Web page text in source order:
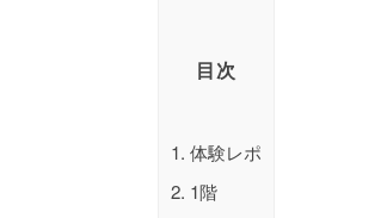
目次
1. 体験レポ
2. 1階